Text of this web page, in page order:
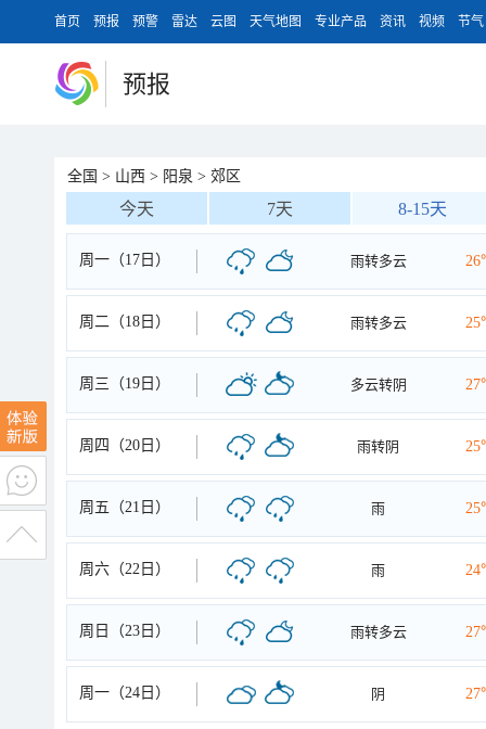
首页 预报 预警 雷达 云图 天气地图 专业产品 资讯 视频 节气
预报
全国 > 山西 > 阳泉 > 郊区
今天 7天 8-15天
周一（17日） 雨转多云
周二（18日） 雨转多云
周三（19日） 多云转阴
周四（20日） 雨转阴
周五（21日） 雨
周六（22日） 雨
周日（23日） 雨转多云
周一（24日） 阴